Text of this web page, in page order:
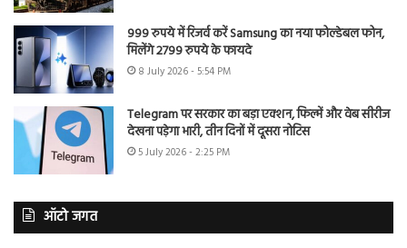
999 रुपये में रिजर्व करें Samsung का नया फोल्डेबल फोन,
मिलेंगे 2799 रुपये के फायदे
8 July 2026 - 5:54 PM
Telegram पर सरकार का बड़ा एक्शन, फिल्में और वेब सीरीज
देखना पड़ेगा भारी, तीन दिनों में दूसरा नोटिस
5 July 2026 - 2:25 PM
ऑटो जगत